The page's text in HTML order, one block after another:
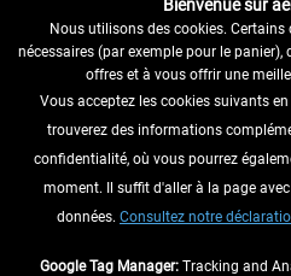
RENONCER AU CONTRAT ICI
INFORMATIONS
NE MANQUEZ PAS LES
Bienvenue sur
Nous utilisons des cookies.
nécessaires (par exemple pour le
offres et à vous offrir une
Vous acceptez les cookies suivants
trouverez des informations
confidentialité, où vous pourrez
moment. Il suffit d'aller à la page
données. Consultez notre
Google Tag Manager: Tracking and